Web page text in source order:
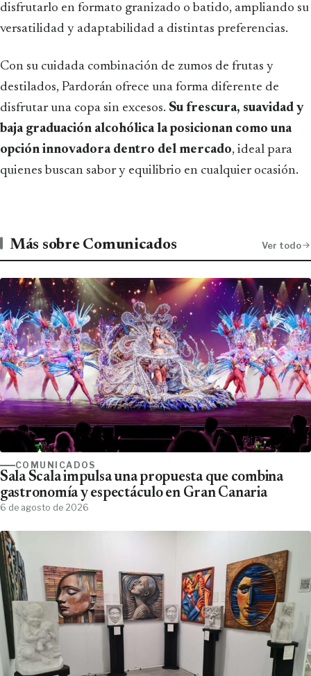
disfrutarlo en formato granizado o batido, ampliando su
versatilidad y adaptabilidad a distintas preferencias.
Con su cuidada combinación de zumos de frutas y
destilados, Pardorán ofrece una forma diferente de
disfrutar una copa sin excesos. Su frescura, suavidad y
baja graduación alcohólica la posicionan como una
opción innovadora dentro del mercado, ideal para
quienes buscan sabor y equilibrio en cualquier ocasión.
Más sobre Comunicados Ver todo
COMUNICADOS
Sala Scala impulsa una propuesta que combina
gastronomía y espectáculo en Gran Canaria
6 de agosto de 2026